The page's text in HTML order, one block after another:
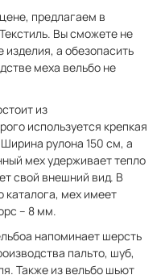
предлагаем в
Вы сможете не
изделия, а обезопасить
меха вельбо не
из
используется крепкая
рулона 150 см, а
мех удерживает тепло
свой внешний вид. В
каталога, мех имеет
– 8 мм.
напоминает шерсть
пальто, шуб,
Также из вельбо шьют